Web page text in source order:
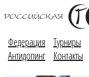
Федерация Турниры
Антидопинг
Контакты